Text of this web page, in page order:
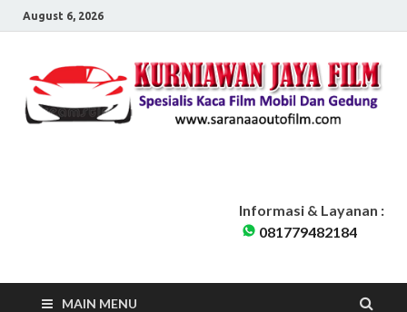
August 6, 2026
Informasi & Layanan :
081779482184
MAIN MENU